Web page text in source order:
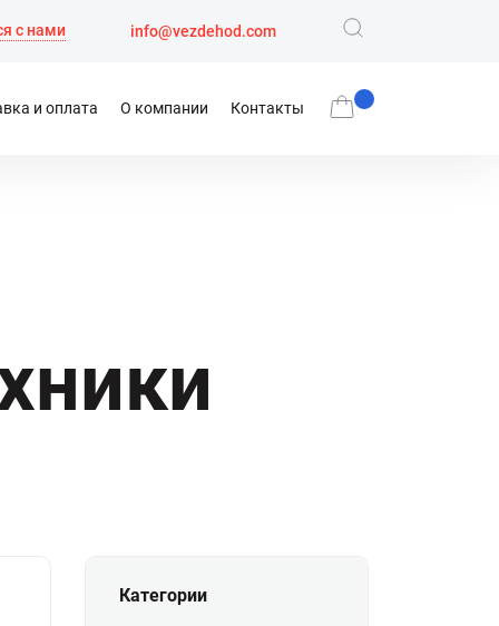
с нами info@vezdehod.com
и оплата О компании Контакты
Категории